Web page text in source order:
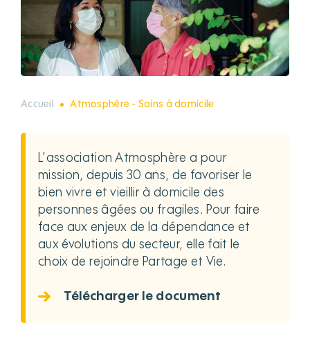
Accueil Atmosphère - Soins à domicile
L’association Atmosphère a pour
mission, depuis 30 ans, de favoriser le
bien vivre et vieillir à domicile des
personnes âgées ou fragiles. Pour faire
face aux enjeux de la dépendance et
aux évolutions du secteur, elle fait le
choix de rejoindre Partage et Vie.
Télécharger le document